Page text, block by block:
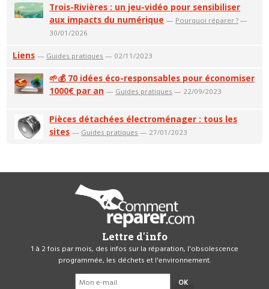
Trois-Rivières : un jeu-vidéo pour sensibiliser
aux impacts du numérique — Pourquoi réparer ? —
30/01/2026
Liens — Guides pratiques — 02/11/2023
🌱💰 70 idées éco-responsables pour économiser
1000€ par an — Guides pratiques — 22/09/2023
Pièces détachées électroménager : tous les
sites — Guides pratiques — 27/01/2023
Lettre d'info
1 à 2 fois par mois, des infos sur la réparation, l'obsolescence
programmée, les déchets et l'environnement.
OK